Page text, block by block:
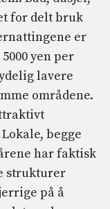
for delt bruk
er
yen per
lavere
områdene.
Lokale, begge
har faktisk
strukturer
på å